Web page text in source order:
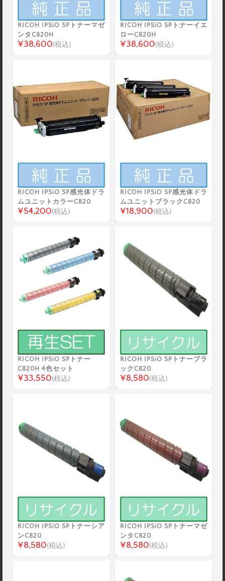
RICOH IPSiO SPトナーマゼ
ンタC820H
¥38,600(税込)
RICOH IPSiO SPトナーイエ
ローC820H
¥38,600(税込)
RICOH IPSiO SP感光体ドラ
ムユニットカラーC820
¥54,200(税込)
RICOH IPSiO SP感光体ドラ
ムユニットブラックC820
¥18,900(税込)
RICOH IPSiO SPトナー
C820H 4色セット
¥33,550(税込)
RICOH IPSiO SPトナーブラ
ックC820
¥8,580(税込)
RICOH IPSiO SPトナーシア
ンC820
¥8,580(税込)
RICOH IPSiO SPトナーマゼ
ンタC820
¥8,580(税込)